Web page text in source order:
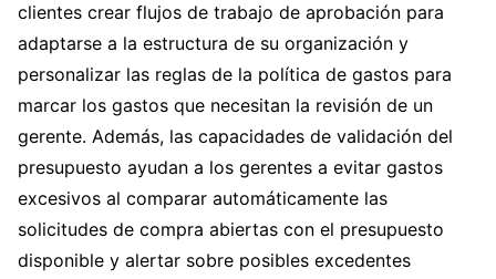
clientes crear flujos de trabajo de aprobación para
adaptarse a la estructura de su organización y
personalizar las reglas de la política de gastos para
marcar los gastos que necesitan la revisión de un
gerente. Además, las capacidades de validación del
presupuesto ayudan a los gerentes a evitar gastos
excesivos al comparar automáticamente las
solicitudes de compra abiertas con el presupuesto
disponible y alertar sobre posibles excedentes